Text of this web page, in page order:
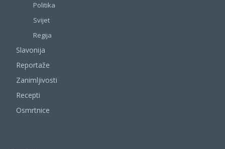
Politika
Svijet
Regija
Slavonija
Reportaže
Zanimljivosti
Recepti
Osmrtnice